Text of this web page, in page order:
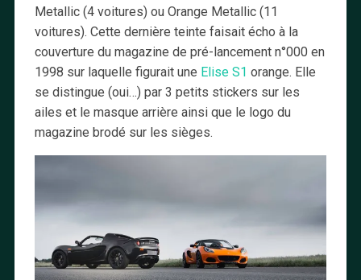
Metallic (4 voitures) ou Orange Metallic (11
voitures). Cette dernière teinte faisait écho à la
couverture du magazine de pré-lancement n°000 en
1998 sur laquelle figurait une Elise S1 orange. Elle
se distingue (oui…) par 3 petits stickers sur les
ailes et le masque arrière ainsi que le logo du
magazine brodé sur les sièges.